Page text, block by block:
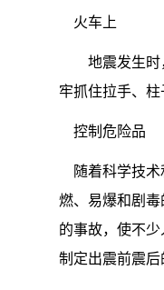
火车上
地震发生时，
牢抓住拉手、
控制危险品
随着科学技术
燃、易爆和剧
的事故，使不
制定出震前震后